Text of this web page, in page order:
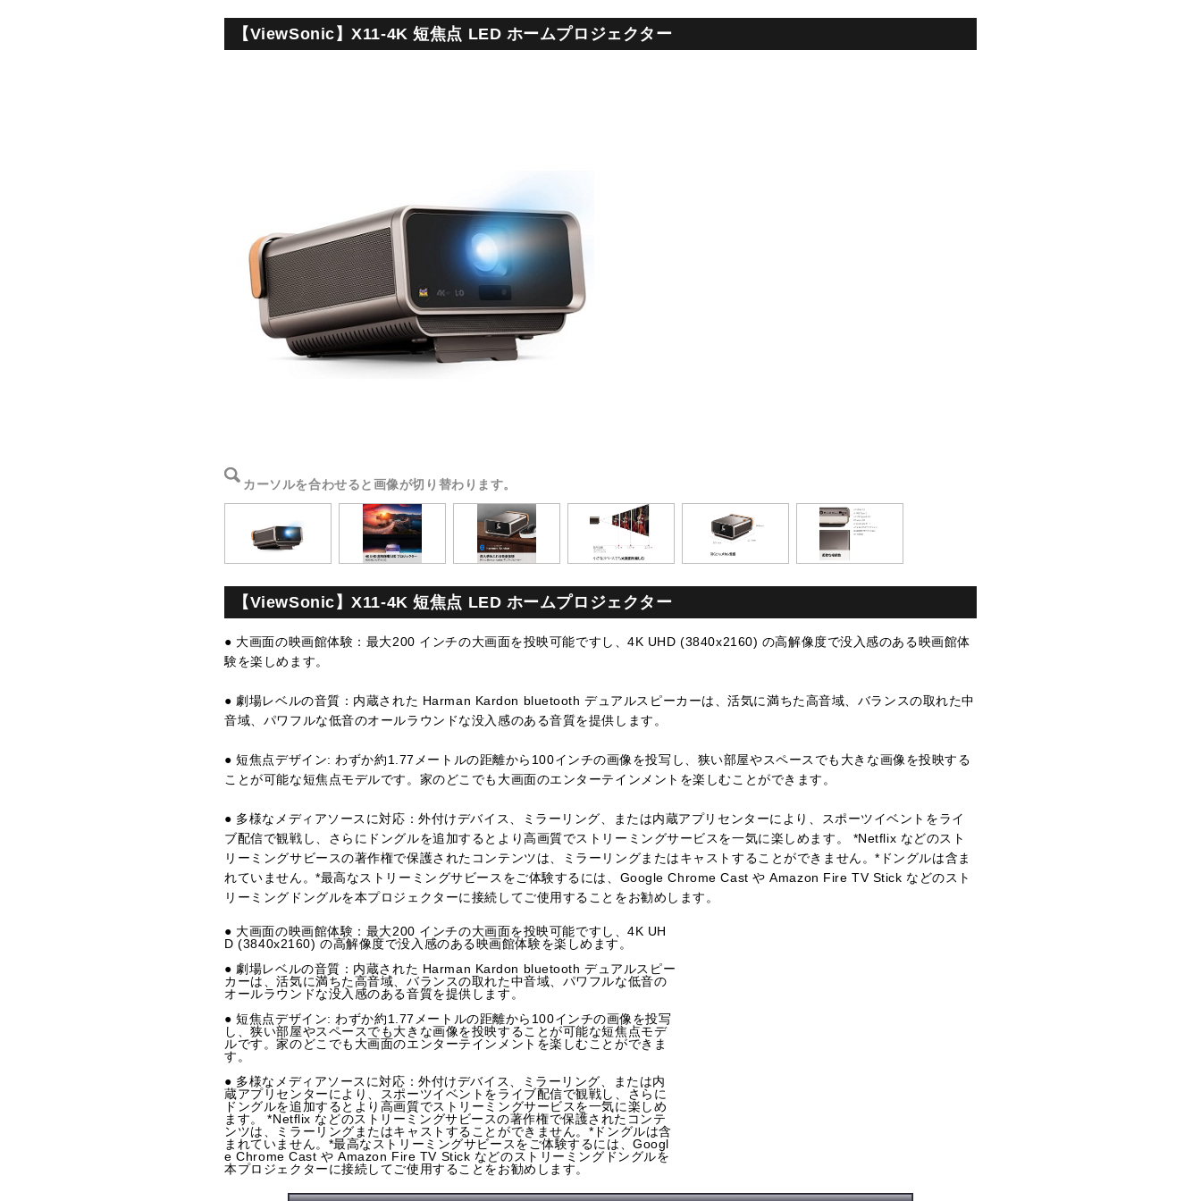
【‎ViewSonic】X11-4K 短焦点 LED ホームプロジェクター
カーソルを合わせると画像が切り替わります。
【‎ViewSonic】X11-4K 短焦点 LED ホームプロジェクター
● 大画面の映画館体験：最大200 インチの大画面を投映可能ですし、4K UHD (3840x2160) の高解像度で没入感のある映画館体
験を楽しめます。
● 劇場レベルの音質：内蔵された Harman Kardon bluetooth デュアルスピーカーは、活気に満ちた高音域、バランスの取れた中
音域、パワフルな低音のオールラウンドな没入感のある音質を提供します。
● 短焦点デザイン: わずか約1.77メートルの距離から100インチの画像を投写し、狭い部屋やスペースでも大きな画像を投映する
ことが可能な短焦点モデルです。家のどこでも大画面のエンターテインメントを楽しむことができます。
● 多様なメディアソースに対応：外付けデバイス、ミラーリング、または内蔵アプリセンターにより、スポーツイベントをライ
ブ配信で観戦し、さらにドングルを追加するとより高画質でストリーミングサービスを一気に楽しめます。 *Netflix などのスト
リーミングサビースの著作権で保護されたコンテンツは、ミラーリングまたはキャストすることができません。*ドングルは含ま
れていません。*最高なストリーミングサビースをご体験するには、Google Chrome Cast や Amazon Fire TV Stick などのスト
リーミングドングルを本プロジェクターに接続してご使用することをお勧めします。
● 大画面の映画館体験：最大200 インチの大画面を投映可能ですし、4K UH
D (3840x2160) の高解像度で没入感のある映画館体験を楽しめます。
● 劇場レベルの音質：内蔵された Harman Kardon bluetooth デュアルスピー
カーは、活気に満ちた高音域、バランスの取れた中音域、パワフルな低音の
オールラウンドな没入感のある音質を提供します。
● 短焦点デザイン: わずか約1.77メートルの距離から100インチの画像を投写
し、狭い部屋やスペースでも大きな画像を投映することが可能な短焦点モデ
ルです。家のどこでも大画面のエンターテインメントを楽しむことができま
す。
● 多様なメディアソースに対応：外付けデバイス、ミラーリング、または内
蔵アプリセンターにより、スポーツイベントをライブ配信で観戦し、さらに
ドングルを追加するとより高画質でストリーミングサービスを一気に楽しめ
ます。 *Netflix などのストリーミングサビースの著作権で保護されたコンテ
ンツは、ミラーリングまたはキャストすることができません。*ドングルは含
まれていません。*最高なストリーミングサビースをご体験するには、Googl
e Chrome Cast や Amazon Fire TV Stick などのストリーミングドングルを
本プロジェクターに接続してご使用することをお勧めします。